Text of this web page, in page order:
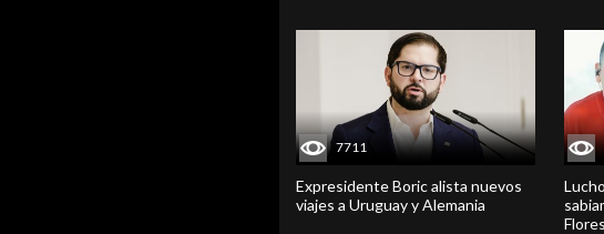
7711
Expresidente Boric alista nuevos
viajes a Uruguay y Alemania